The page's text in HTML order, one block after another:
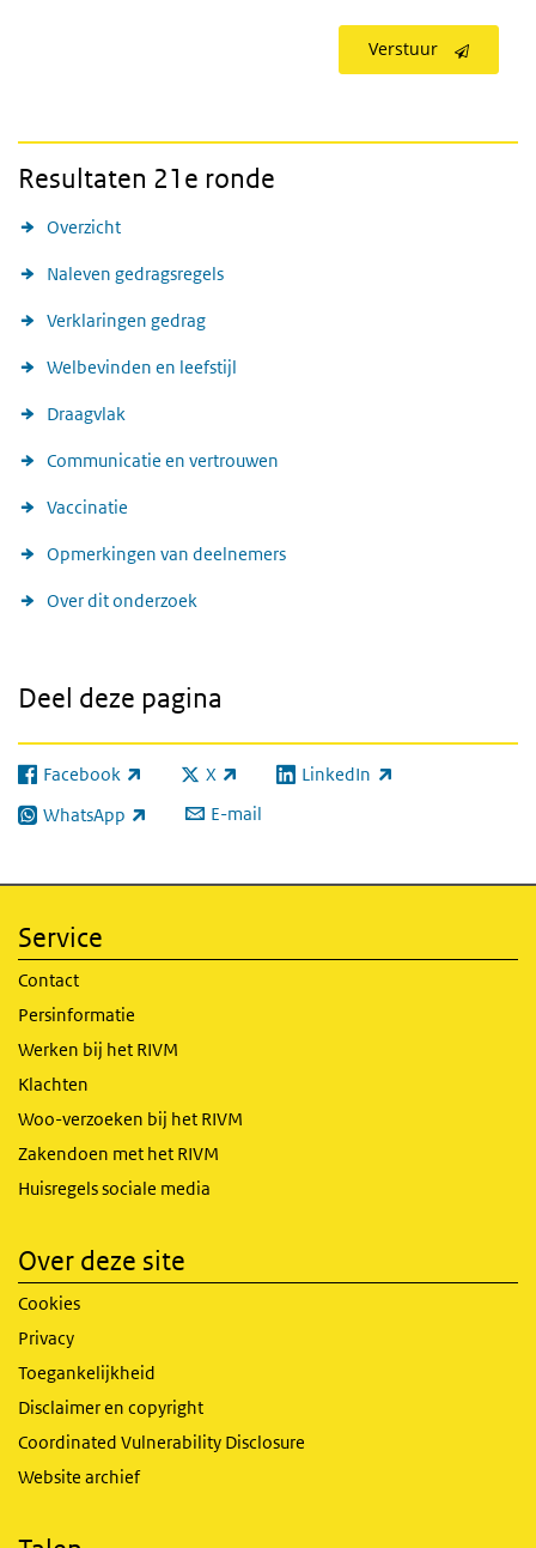
Verstuur
Resultaten 21e ronde
Overzicht
Naleven gedragsregels
Verklaringen gedrag
Welbevinden en leefstijl
Draagvlak
Communicatie en vertrouwen
Vaccinatie
Opmerkingen van deelnemers
Over dit onderzoek
Deel deze pagina
Facebook
(externe link) X
(externe link) LinkedIn
(externe link)
WhatsApp
(externe link) E-mail
Service
Contact
Persinformatie
Werken bij het RIVM
Klachten
Woo-verzoeken bij het RIVM
Zakendoen met het RIVM
Huisregels sociale media
Over deze site
Cookies
Privacy
Toegankelijkheid
Disclaimer en copyright
Coordinated Vulnerability Disclosure
Website archief